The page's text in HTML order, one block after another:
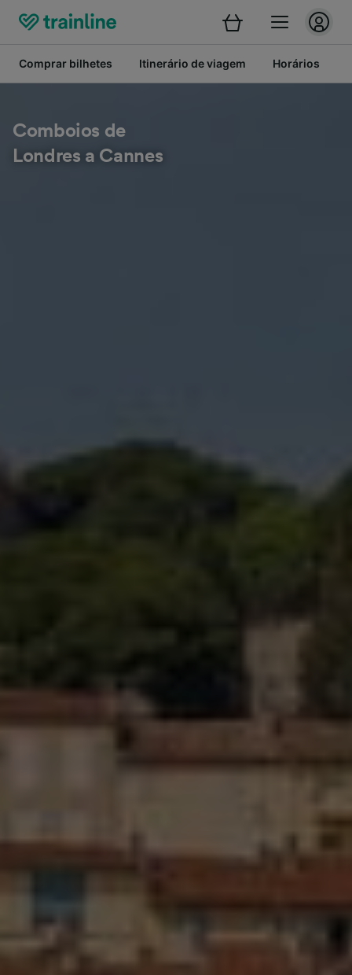
Comprar bilhetes Itinerário de viagem Horários
Comboios de
Londres a Cannes